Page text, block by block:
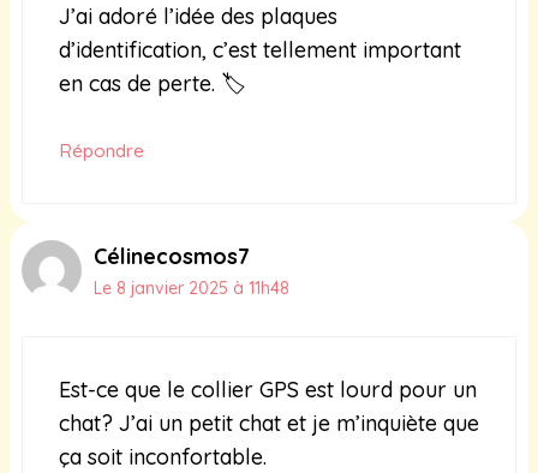
J’ai adoré l’idée des plaques
d’identification, c’est tellement important
en cas de perte. 🏷️
Répondre
Célinecosmos7
Le 8 janvier 2025 à 11h48
Est-ce que le collier GPS est lourd pour un
chat? J’ai un petit chat et je m’inquiète que
ça soit inconfortable.